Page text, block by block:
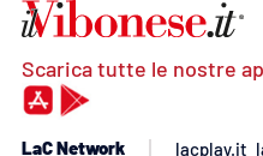
Scarica tutte le nostre
LaC Network
lacplay.it